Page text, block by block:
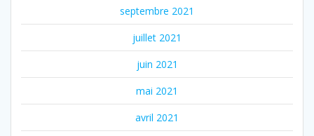
septembre 2021
juillet 2021
juin 2021
mai 2021
avril 2021